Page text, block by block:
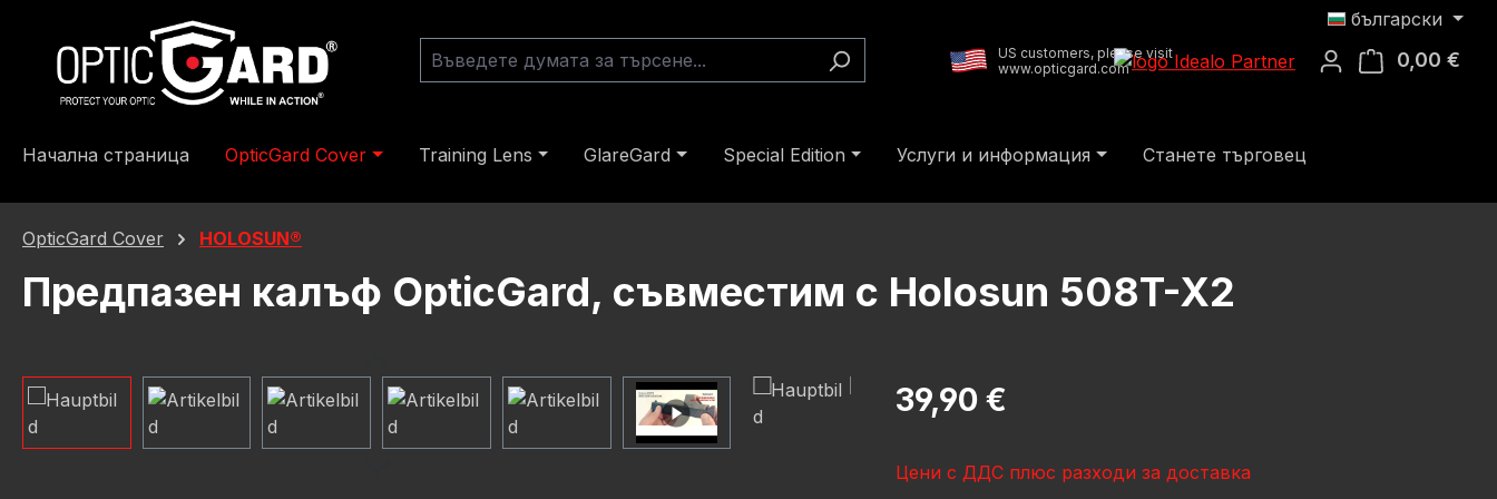
към основното съдържание
Преминете към търсенето
Преминете към основната навигация български
US customers, please visit
www.opticgard.com
0,00 €
Начална страница OpticGard Cover Training Lens GlareGard Special Edition Услуги и информация Станете търговец
OpticGard Cover HOLOSUN®
Предпазен калъф OpticGard, съвместим с Holosun 508T-X2
Пропуснете галерия с изображения Редовна цена:
39,90 €
Цени с ДДС плюс разходи за доставка